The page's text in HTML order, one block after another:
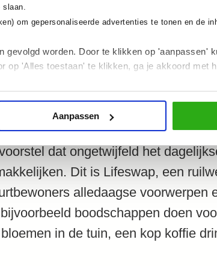
slaan.
om gepersonaliseerde advertenties te tonen en de
gevolgd worden. Door te klikken op 'aanpassen'
op 'Alles toestaan' te klikken, ga je akkoord met
Aanpassen
bewust te maken van hoe
de grond te gooien. Naast dit
en dat willen ze met al
en hun kunst te promoten.
dat ongetwijfeld het
Dit is Lifeswap, een
alledaagse voorwerpen
boodschappen doen
in de tuin, een kop koffie